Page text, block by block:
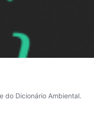
do Dicionário Ambiental.